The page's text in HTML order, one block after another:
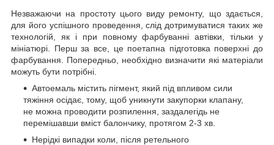
Незважаючи на простоту цього виду ремонту, що здається,
для його успішного проведення, слід дотримуватися таких же
технологій, як і при повному фарбуванні автівки, тільки у
мініатюрі. Перш за все, це поетапна підготовка поверхні до
фарбування. Попередньо, необхідно визначити які матеріали
можуть бути потрібні.
Автоемаль містить пігмент, який під впливом сили
тяжіння осідає, тому, щоб уникнути закупорки клапану,
не можна проводити розпилення, заздалегідь не
перемішавши вміст балончику, протягом 2-3 хв.
Нерідкі випадки коли, після ретельного